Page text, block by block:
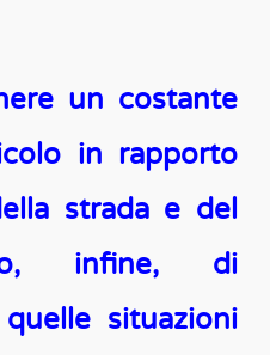
un costante
in rapporto
strada e del
infine, di
situazioni